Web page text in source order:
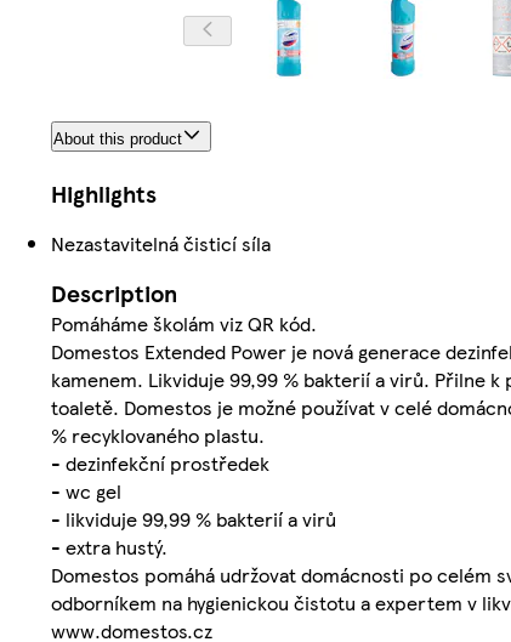
About this product
Highlights
Nezastavitelná čisticí síla
Description
Pomáháme školám viz QR kód.
Domestos Extended Power je nová generace
kamenem. Likviduje 99,99 % bakterií a virů. Přilne
toaletě. Domestos je možné používat v celé
% recyklovaného plastu.
- dezinfekční prostředek
- wc gel
- likviduje 99,99 % bakterií a virů
- extra hustý.
Domestos pomáhá udržovat domácnosti po celém
odborníkem na hygienickou čistotu a expertem v
www.domestos.cz